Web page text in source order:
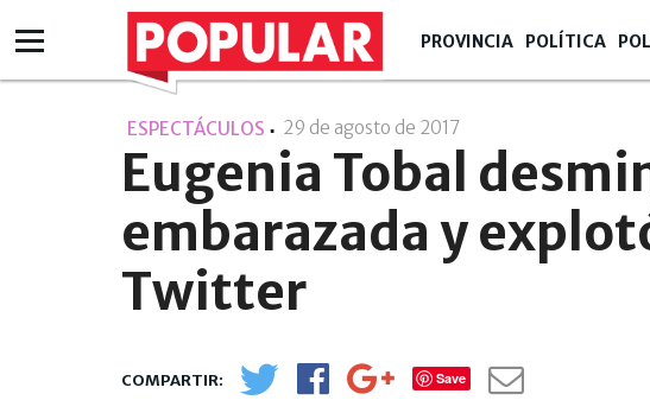
PROVINCIA POLÍTICA
ESPECTÁCULOS 29 de agosto de 2017
Eugenia Tobal
embarazada y
Twitter
Save